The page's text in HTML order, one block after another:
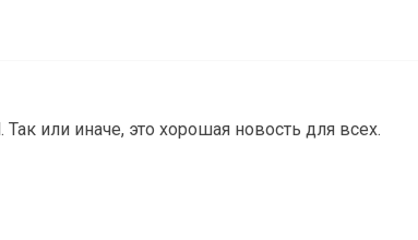
или иначе, это хорошая новость для всех.